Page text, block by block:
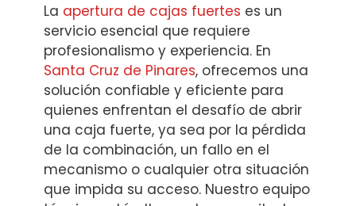
La apertura de cajas fuertes es un
servicio esencial que requiere
profesionalismo y experiencia. En
Santa Cruz de Pinares, ofrecemos una
solución confiable y eficiente para
quienes enfrentan el desafío de abrir
una caja fuerte, ya sea por la pérdida
de la combinación, un fallo en el
mecanismo o cualquier otra situación
que impida su acceso. Nuestro equipo